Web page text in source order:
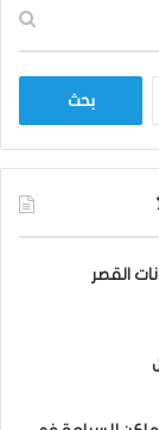
ح
ن
:
القصر